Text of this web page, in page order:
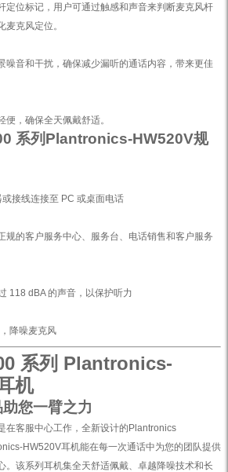
定位标记，用户可通过触感和声音来判断麦克风杆
克风定位。
噪音和干扰，确保减少漏听的通话内容，带来更佳
，确保全天佩戴舒适。
系列Plantronics-HW520V规
接线连接至 PC 或桌面电话
规的客户服务中心、服务台、电话销售和客户服务
118 dBA 的声音，以保护听力
降噪麦克风
系列 Plantronics-
机
您一臂之力
在客服中心工作，全新设计的Plantronics
HW520V耳机能在每一次通话中为您的团队提供
。该系列耳机集全天舒适佩戴、卓越降噪技术和长